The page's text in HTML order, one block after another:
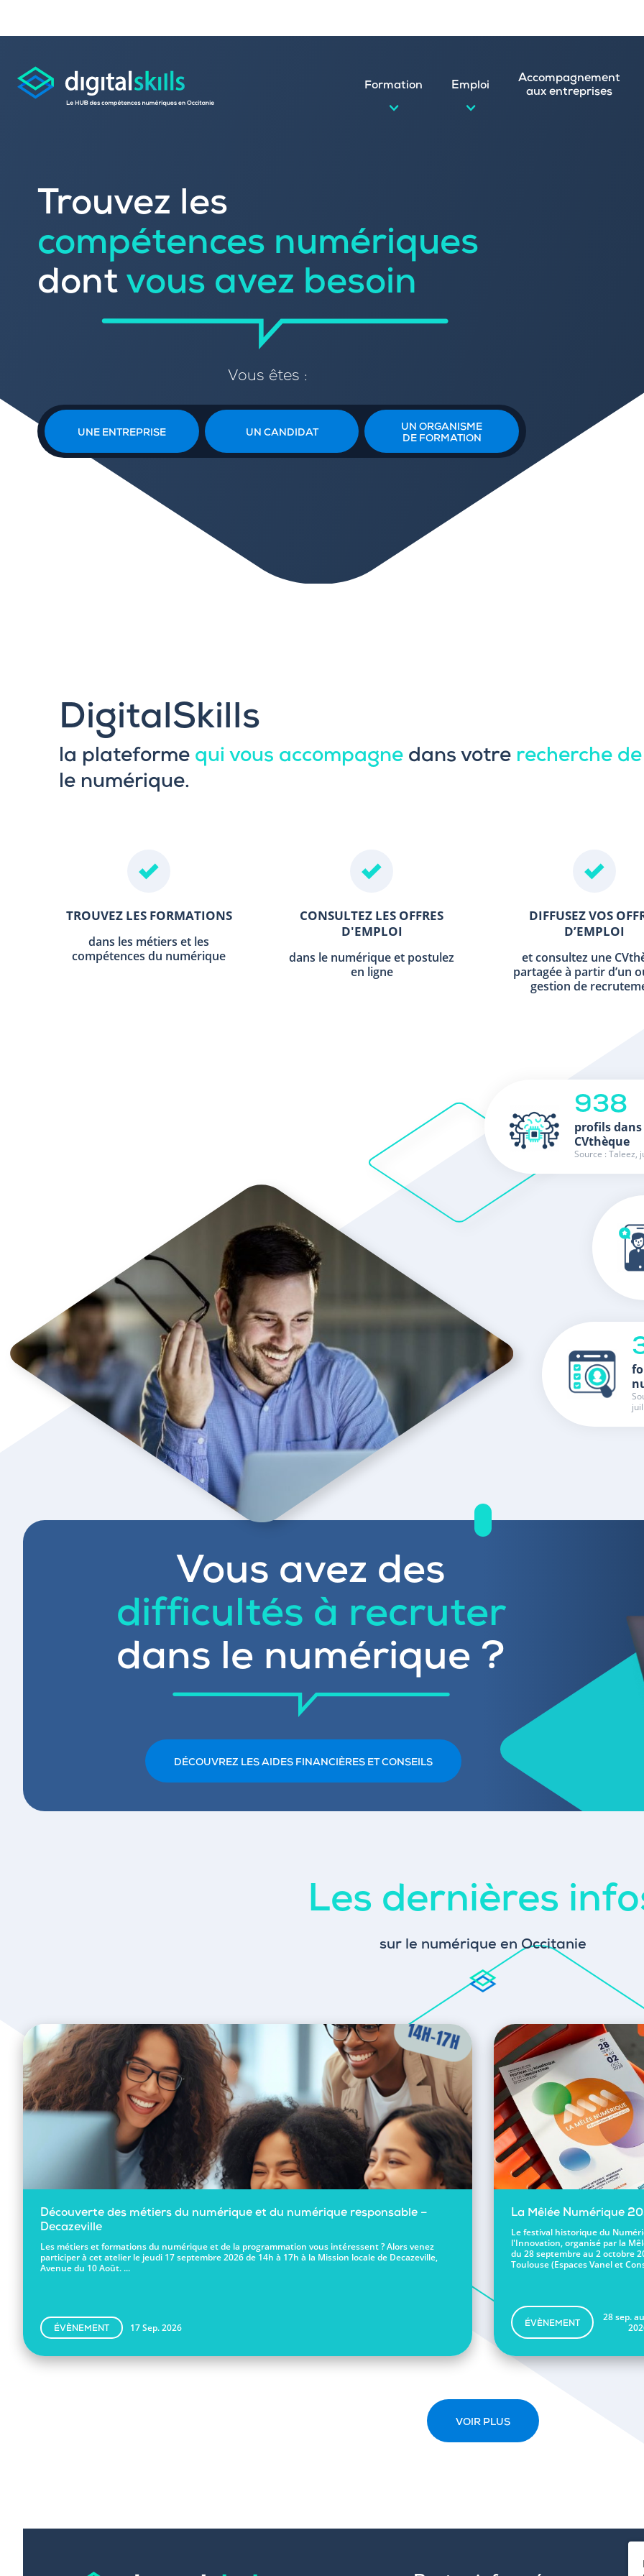
Formation
Rechercher une formation dans le numérique
Référencer votre offre de formation
Emploi
Publier vos offres d’emploi
Trouver un candidat (CVthèque)
Sourcer une école
Accompagnement
aux entreprises
Trouvez les
compétences numériques
dont vous avez besoin
Vous êtes :
UNE ENTREPRISE UN CANDIDAT
UN ORGANISME
DE FORMATION
DigitalSkills
la plateforme qui vous accompagne dans votre recherche
le numérique.
TROUVEZ LES FORMATIONS
dans les métiers et les
compétences du numérique
CONSULTEZ LES OFFRES
D'EMPLOI
dans le numérique et postulez
en ligne
DIFFUSEZ VOS
D’EMPLOI
et consultez une
partagée à partir d’un
gestion de
938
profils
CVthèque
Source : Taleez,
Vous avez des
difficultés à recruter
dans le numérique ?
DÉCOUVREZ LES AIDES FINANCIÈRES ET CONSEILS
Les dernières
sur le numérique en Occitanie
Découverte des métiers du numérique et du numérique responsable –
Decazeville
Les métiers et formations du numérique et de la programmation vous intéressent ? Alors venez
participer à cet atelier le jeudi 17 septembre 2026 de 14h à 17h à la Mission locale de Decazeville,
Avenue du 10 Août. ...
ÉVÈNEMENT 17 Sep. 2026
La Mêlée Numérique
Le festival historique du
l'Innovation, organisé par la
du 28 septembre au 2 octobre
Toulouse (Espaces Vanel et
ÉVÈNEMENT
28 sep.
VOIR PLUS